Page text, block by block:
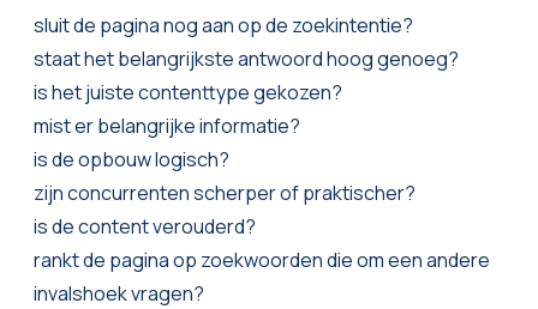
sluit de pagina nog aan op de zoekintentie?
staat het belangrijkste antwoord hoog genoeg?
is het juiste contenttype gekozen?
mist er belangrijke informatie?
is de opbouw logisch?
zijn concurrenten scherper of praktischer?
is de content verouderd?
rankt de pagina op zoekwoorden die om een andere
invalshoek vragen?